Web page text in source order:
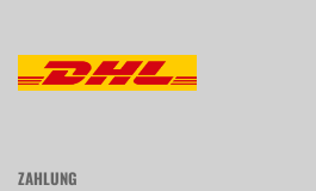
ZAHLUNG